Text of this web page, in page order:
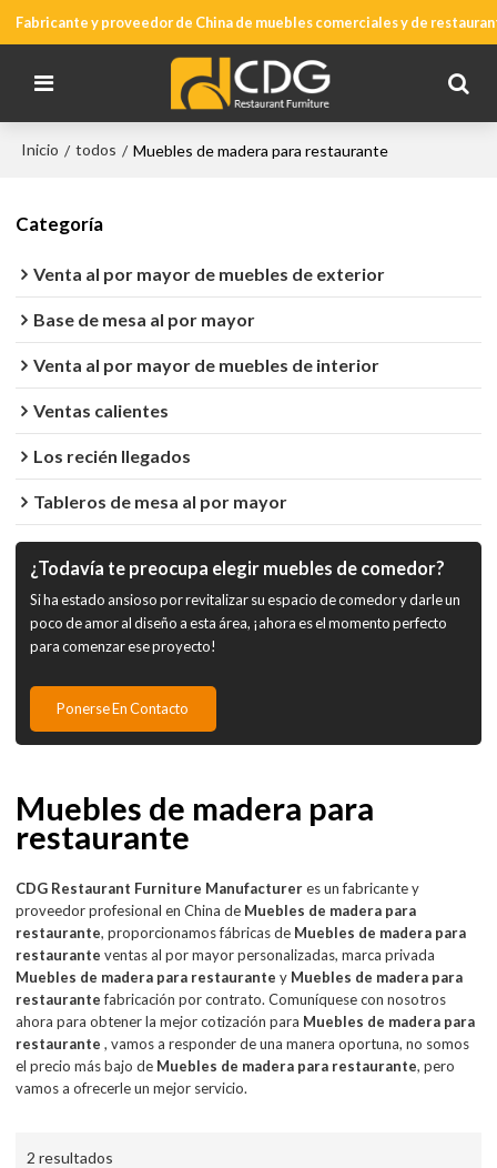
Fabricante y proveedor de China de muebles comerciales y de
Inicio / todos / Muebles de madera para restaurante
Categoría
Venta al por mayor de muebles de exterior
Base de mesa al por mayor
Venta al por mayor de muebles de interior
Ventas calientes
Los recién llegados
Tableros de mesa al por mayor
¿Todavía te preocupa elegir muebles de comedor?
Si ha estado ansioso por revitalizar su espacio de comedor y darle un
poco de amor al diseño a esta área, ¡ahora es el momento perfecto
para comenzar ese proyecto!
Ponerse En Contacto
Muebles de madera para
restaurante
CDG Restaurant Furniture Manufactureres un fabricante y
proveedor profesional en China de Muebles de madera para
restaurante, proporcionamos fábricas de Muebles de madera para
restaurante ventas al por mayor personalizadas, marca privada
Muebles de madera para restaurante y Muebles de madera para
restaurantefabricación por contrato. Comuníquese con nosotros
ahora para obtener la mejor cotización para Muebles de madera para
restaurante , vamos a responder de una manera oportuna, no somos
el precio más bajo de Muebles de madera para restaurante, pero
vamos a ofrecerle un mejor servicio.
2 resultados